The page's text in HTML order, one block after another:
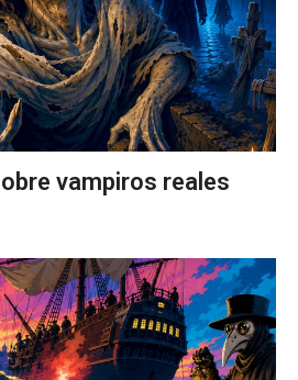
vampiros reales